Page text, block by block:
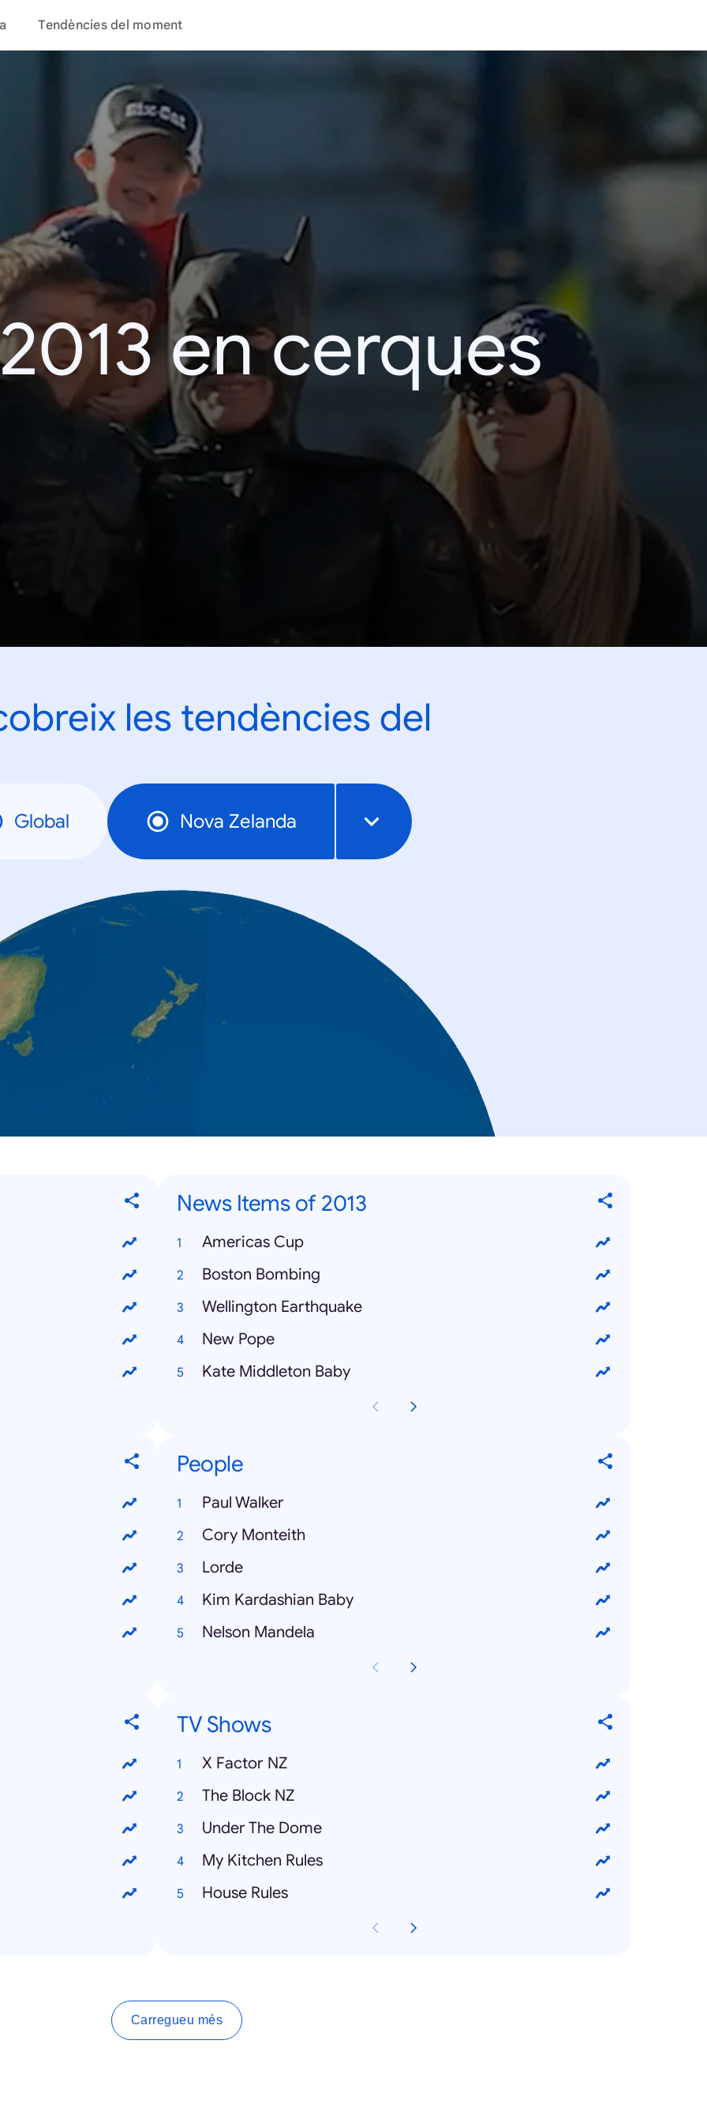
Tendències del moment
en cerques
les tendències del
Global Nova Zelanda
News Items of 2013
Americas Cup
Boston Bombing
Wellington Earthquake
New Pope
Kate Middleton Baby
People
Paul Walker
Cory Monteith
Lorde
Kim Kardashian Baby
Nelson Mandela
TV Shows
X Factor NZ
The Block NZ
Under The Dome
My Kitchen Rules
House Rules
Carregueu més